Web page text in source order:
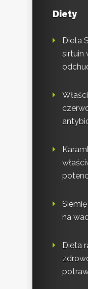
Diety
Dieta
sirtuin
na
Dieta